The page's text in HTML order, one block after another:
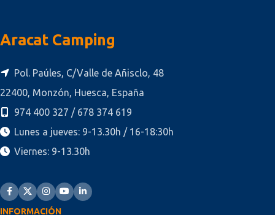
Aracat Camping
Pol. Paúles, C/Valle de Añisclo, 48
22400, Monzón, Huesca, España
974 400 327 / 678 374 619
Lunes a jueves: 9-13.30h / 16-18:30h
Viernes: 9-13.30h
INFORMACIÓN